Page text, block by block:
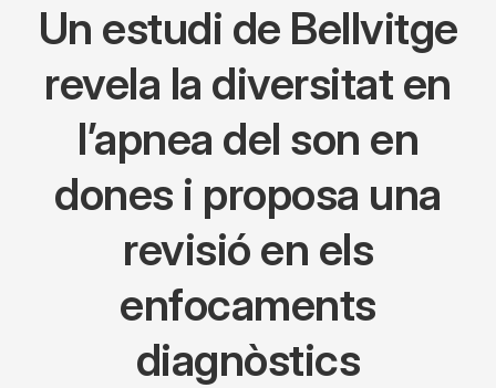
Un estudi de Bellvitge
revela la diversitat en
l’apnea del son en
dones i proposa una
revisió en els
enfocaments
diagnòstics